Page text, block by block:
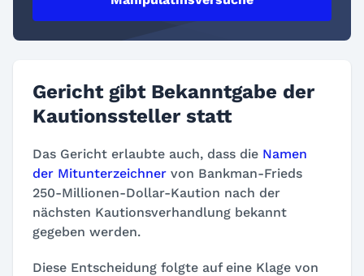
Gericht gibt Bekanntgabe der
Kautionssteller statt
Das Gericht erlaubte auch, dass die Namen
der Mitunterzeichner von Bankman-Frieds
250-Millionen-Dollar-Kaution nach der
nächsten Kautionsverhandlung bekannt
gegeben werden.
Diese Entscheidung folgte auf eine Klage von